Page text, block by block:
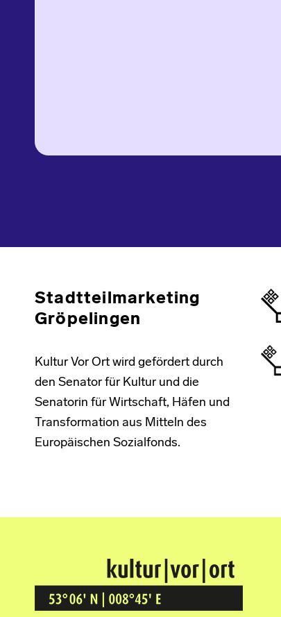
Stadtteilmarketing
Gröpelingen
Kultur Vor Ort wird gefördert durch
den Senator für Kultur und die
Senatorin für Wirtschaft, Häfen und
Transformation aus Mitteln des
Europäischen Sozialfonds.
Kultur Vor Ort
BREMEN GRÖPELINGEN